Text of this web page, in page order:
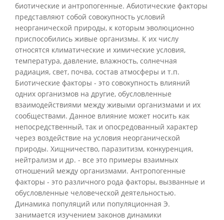
биотические и антропогенные. Абиотические факторы
представляют собой совокупность условий
неорганической природы, к которым эволюционно
приспособились живые организмы. К их числу
относятся климатические и химические условия,
температура, давление, влажность, солнечная
радиация, свет, почва, состав атмосферы и т.п.
Биотические факторы - это совокупность влияний
одних организмов на другие, обусловленные
взаимодействиями между живыми организмами и их
сообществами. Данное влияние может носить как
непосредственный, так и опосредованный характер
через воздействие на условия неорганической
природы. Хищничество, паразитизм, конкуренция,
нейтрализм и др. - все это примеры взаимных
отношений между организмами. Антропогенные
факторы - это различного рода факторы, вызванные и
обусловленные человеческой деятельностью.
Динамика популяций или популяционная Э.
занимается изучением законов динамики